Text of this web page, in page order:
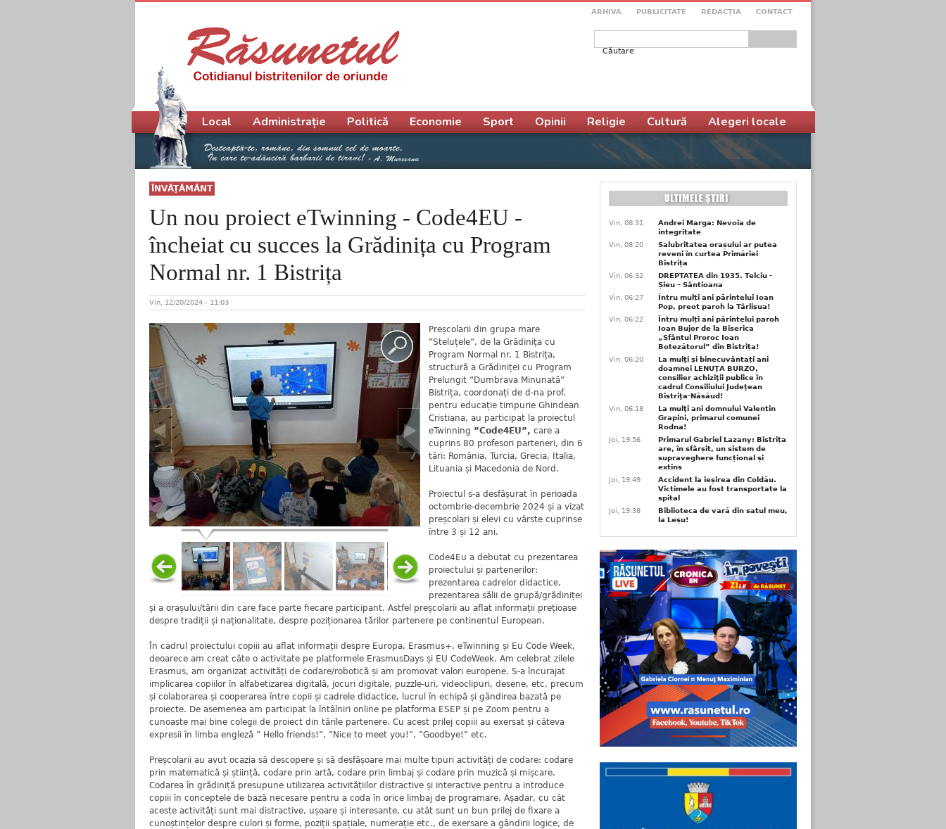
ARHIVA PUBLICITATE REDACŢIA CONTACT
Formular de căutare
ÎNVĂŢĂMÂNT
Un nou proiect eTwinning - Code4EU -
încheiat cu succes la Grădinița cu Program
Normal nr. 1 Bistrița
Vin, 12/20/2024 - 11:03
Preșcolarii din grupa mare
”Steluțele”, de la Grădinița cu
Program Normal nr. 1 Bistrița,
structură a Grădiniței cu Program
Prelungit ”Dumbrava Minunată”
Bistrița, coordonați de d-na prof.
pentru educație timpurie Ghindean
Cristiana, au participat la proiectul
eTwinning ”Code4EU”, care a
cuprins 80 profesori parteneri, din 6
tări: România, Turcia, Grecia, Italia,
Lituania și Macedonia de Nord.
Proiectul s-a desfășurat în perioada
octombrie-decembrie 2024 și a vizat
preșcolari și elevi cu vârste cuprinse
între 3 și 12 ani.
Code4Eu a debutat cu prezentarea
proiectului și partenerilor:
prezentarea cadrelor didactice,
prezentarea sălii de grupă/grădiniței
și a orașului/tării din care face parte fiecare participant. Astfel preșcolarii au aflat informații prețioase
despre tradiții și naționalitate, despre poziționarea tărilor partenere pe continentul European.
În cadrul proiectului copiii au aflat informații despre Europa, Erasmus+, eTwinning și Eu Code Week,
deoarece am creat câte o activitate pe platformele ErasmusDays și EU CodeWeek. Am celebrat zilele
Erasmus, am organizat activități de codare/robotică și am promovat valori europene. S-a încurajat
implicarea copiilor în alfabetizarea digitală, jocuri digitale, puzzle-uri, videoclipuri, desene, etc, precum
și colaborarea și cooperarea între copii și cadrele didactice, lucrul în echipă și gândirea bazată pe
proiecte. De asemenea am participat la întâlniri online pe platforma ESEP și pe Zoom pentru a
cunoaste mai bine colegii de proiect din tările partenere. Cu acest prilej copiii au exersat și câteva
expresii în limba engleză ” Hello friends!”, ”Nice to meet you!”, ”Goodbye!” etc.
Preșcolarii au avut ocazia să descopere și să desfășoare mai multe tipuri activități de codare: codare
prin matematică și știință, codare prin artă, codare prin limbaj și codare prin muzică și mișcare.
Codarea în grădiniță presupune utilizarea activitățiilor distractive și interactive pentru a introduce
copiii în conceptele de bază necesare pentru a coda în orice limbaj de programare. Așadar, cu cât
aceste activități sunt mai distractive, ușoare și interesante, cu atât sunt un bun prilej de fixare a
cunoștințelor despre culori și forme, poziții spațiale, numerație etc., de exersare a gândirii logice, de
Meniu principal
Local Administrație Politică Economie Sport Opinii Religie Cultură Alegeri locale
Vin, 08:31
Andrei Marga: Nevoia de
integritate
Vin, 08:20
Salubritatea orașului ar putea
reveni în curtea Primăriei
Bistrița
Vin, 06:32
DREPTATEA din 1935. Telciu -
Șieu – Sântioana
Vin, 06:27
Întru mulți ani părintelui Ioan
Pop, preot paroh la Târlișua!
Vin, 06:22
Întru mulți ani părintelui paroh
Ioan Bujor de la Biserica
„Sfântul Proroc Ioan
Botezătorul” din Bistrița!
Vin, 06:20
La mulţi și binecuvântați ani
doamnei LENUŢA BURZO,
consilier achiziţii publice în
cadrul Consiliului Judeţean
Bistriţa-Năsăud!
Vin, 06:18
La mulţi ani domnului Valentin
Grapini, primarul comunei
Rodna!
Joi, 19:56
Primarul Gabriel Lazany: Bistrița
are, în sfârșit, un sistem de
supraveghere funcțional și
extins
Joi, 19:49
Accident la ieșirea din Coldău.
Victimele au fost transportate la
spital
Joi, 19:38
Biblioteca de vară din satul meu,
la Leșu!